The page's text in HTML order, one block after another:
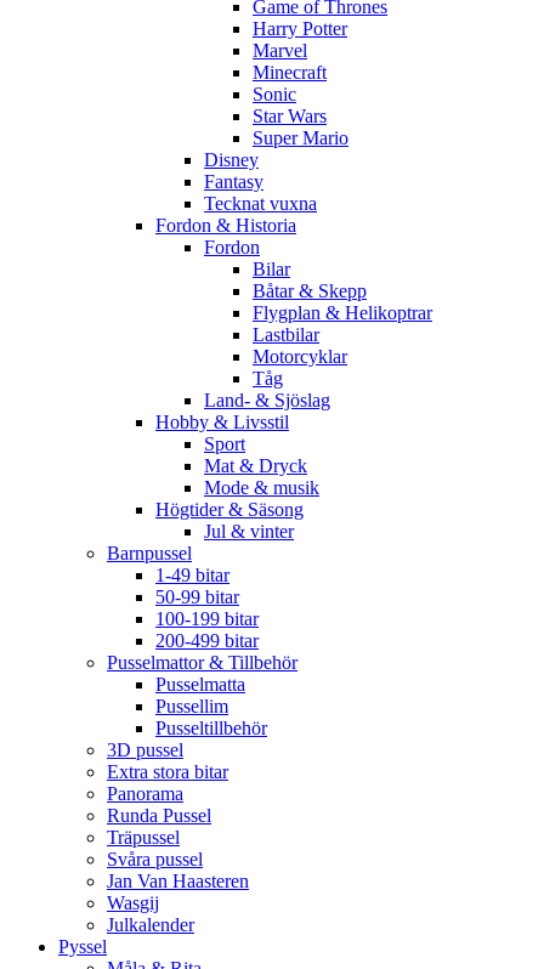
Game of Thrones
Harry Potter
Marvel
Minecraft
Sonic
Star Wars
Super Mario
Disney
Fantasy
Tecknat vuxna
Fordon & Historia
Fordon
Bilar
Båtar & Skepp
Flygplan & Helikoptrar
Lastbilar
Motorcyklar
Tåg
Land- & Sjöslag
Hobby & Livsstil
Sport
Mat & Dryck
Mode & musik
Högtider & Säsong
Jul & vinter
Barnpussel
1-49 bitar
50-99 bitar
100-199 bitar
200-499 bitar
Pusselmattor & Tillbehör
Pusselmatta
Pussellim
Pusseltillbehör
3D pussel
Extra stora bitar
Panorama
Runda Pussel
Träpussel
Svåra pussel
Jan Van Haasteren
Wasgij
Julkalender
Pyssel